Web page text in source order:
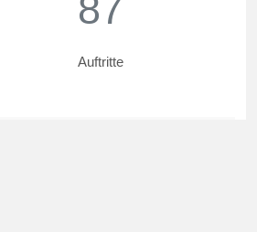
87
Auftritte